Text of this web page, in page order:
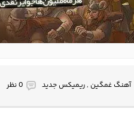
آهنگ غمگین , ریمیکس جدید 0 نظر